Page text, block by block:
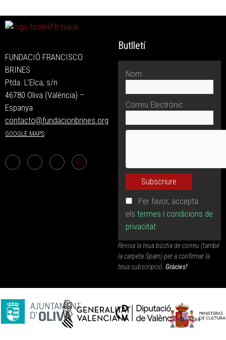
FUNDACIÓ FRANCISCO
BRINES
Ptda. L’Elca, s/n
46780 Oliva (València) –
Espanya
contacto@fundacionbrines.org
GOOGLE MAPS
Butlletí
Nom
Correu Electrónic
Per favor, accepta
els termes i condicions de
privacitat
Revisa la teua bústia de correu (també
la carpeta Spam) per a confirmar la
teua subscripció. Gràcies!